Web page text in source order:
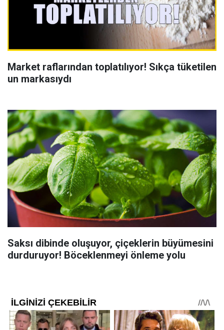
Market raflarından toplatılıyor! Sıkça tüketilen
un markasıydı
Saksı dibinde oluşuyor, çiçeklerin büyümesini
durduruyor! Böceklenmeyi önleme yolu